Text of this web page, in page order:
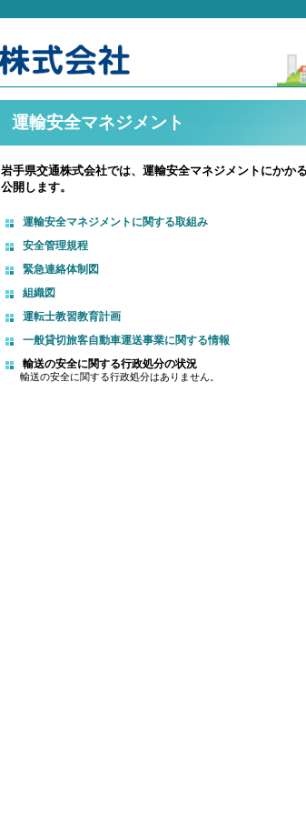
運輸安全マネジメント
岩手県交通株式会社では、運輸安全マネジメントにかか
公開します。
運輸安全マネジメントに関する取組み
安全管理規程
緊急連絡体制図
組織図
運転士教習教育計画
一般貸切旅客自動車運送事業に関する情報
輸送の安全に関する行政処分の状況
輸送の安全に関する行政処分はありません。